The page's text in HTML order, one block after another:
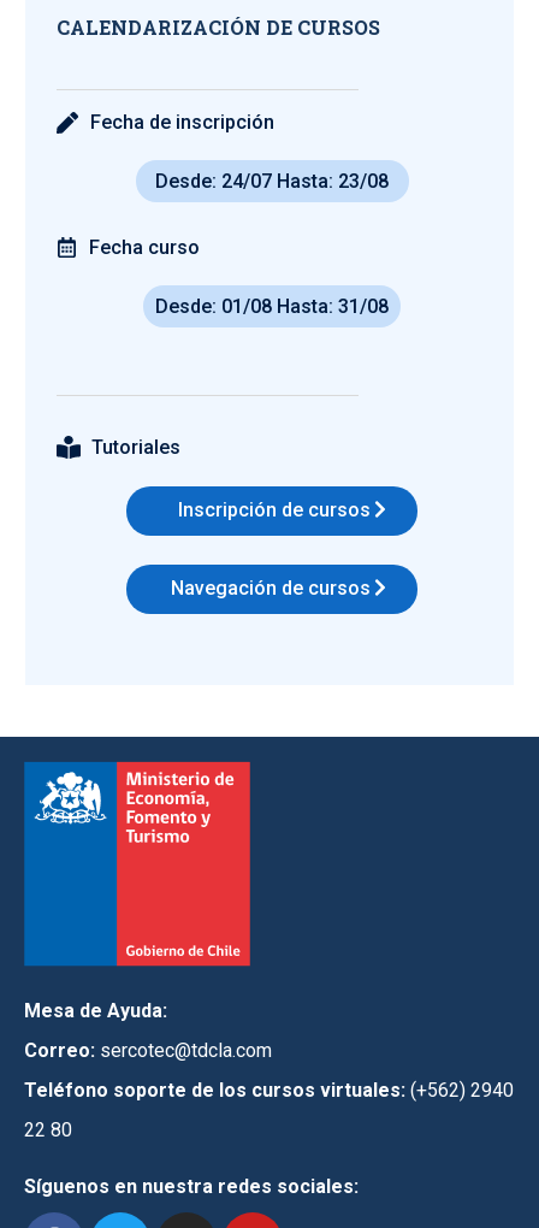
CALENDARIZACIÓN DE CURSOS
Fecha de inscripción
Desde: 24/07 Hasta: 23/08
Fecha curso
Desde: 01/08 Hasta: 31/08
Tutoriales
Inscripción de cursos
Navegación de cursos
Mesa de Ayuda:
Correo: sercotec@tdcla.com
Teléfono soporte de los cursos virtuales: (+562) 2940
22 80
Síguenos en nuestra redes sociales: